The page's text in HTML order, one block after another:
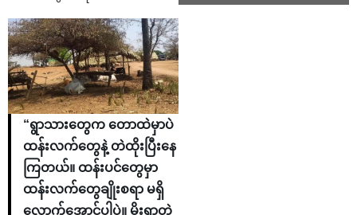
“ရွာသားတွေက တောထဲမှာပဲ
ထန်းလက်တွေနဲ့ တဲထိုးပြီးနေ
ကြတယ်။ ထန်းပင်တွေမှာ
ထန်းလက်တွေချိုးစရာ မရှိ
လောက်အောင်ပါပဲ။ မိုးရွာတဲ့